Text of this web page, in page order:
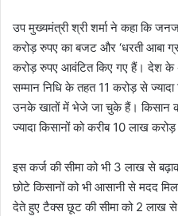
उप मुख्यमंत्री श्री शर्मा ने कहा कि
करोड़ रुपए का बजट और ‘धरती आबा
करोड़ रुपए आवंटित किए गए हैं। देश के
सम्मान निधि के तहत 11 करोड़ से
उनके खातों में भेजे जा चुके हैं। किसान
ज्यादा किसानों को करीब 10 लाख
इस कर्ज की सीमा को भी 3 लाख से
छोटे किसानों को भी आसानी से मदद
देते हुए टैक्स छूट की सीमा को 2 लाख